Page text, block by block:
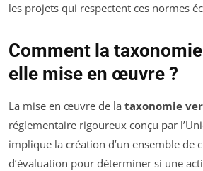
les projets qui respectent ces normes
Comment la
elle mise en œuvre ?
La mise en œuvre de la taxonomie
réglementaire rigoureux conçu par
implique la création d’un ensemble de
d’évaluation pour déterminer si une